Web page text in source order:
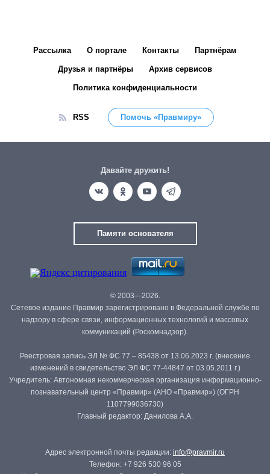
Рассылка О портале Контакты Партнёрам
Друзья и партнёры Архив сервисов
Политика конфиденциальности
RSS Помочь «Правмиру»
Давайте дружить!
Памяти основателя
© 2003—2026.
Сетевое издание Правмир зарегистрировано в Федеральной службе по
надзору в сфере связи, информационных технологий и массовых
коммуникаций (Роскомнадзор).
Реестровая запись ЭЛ № ФС 77 – 85438 от 13.06.2023 г. (внесение
изменений в свидетельство ЭЛ ФС 77-44847 от 03.05.2011 г.)
Учредитель: Автономная некоммерческая организация информационно-
познавательный центр «Правмир» (АНО «Правмир») (ОГРН
1107799036730)
Главный редактор: Данилова А.А.
Адрес электронной почты редакции: info@pravmir.ru
Телефон: +7 926 530 96 05